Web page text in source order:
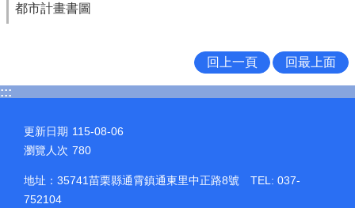
都市計畫書圖
回上一頁 回最上面
:::
更新日期 115-08-06
瀏覽人次 780
地址：35741苗栗縣通霄鎮通東里中正路8號 TEL: 037-
752104